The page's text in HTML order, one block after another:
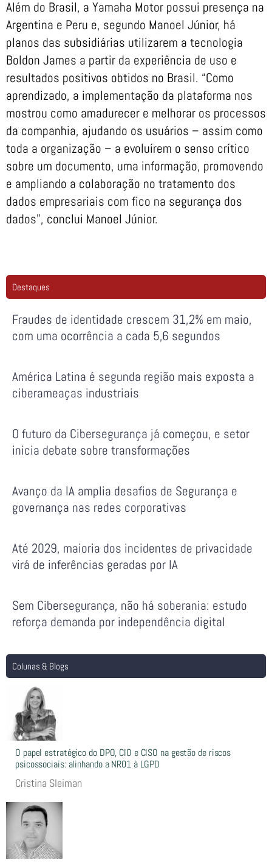
Além do Brasil, a Yamaha Motor possui presença na
Argentina e Peru e, segundo Manoel Júnior, há
planos das subsidiárias utilizarem a tecnologia
Boldon James a partir da experiência de uso e
resultados positivos obtidos no Brasil. “Como
aprendizado, a implementação da plataforma nos
mostrou como amadurecer e melhorar os processos
da companhia, ajudando os usuários – assim como
toda a organização – a evoluírem o senso crítico
sobre um documento, uma informação, promovendo
e ampliando a colaboração no tratamento dos
dados empresariais com fico na segurança dos
dados”, conclui Manoel Júnior.
Destaques
Fraudes de identidade crescem 31,2% em maio,
com uma ocorrência a cada 5,6 segundos
América Latina é segunda região mais exposta a
ciberameaças industriais
O futuro da Cibersegurança já começou, e setor
inicia debate sobre transformações
Avanço da IA amplia desafios de Segurança e
governança nas redes corporativas
Até 2029, maioria dos incidentes de privacidade
virá de inferências geradas por IA
Sem Cibersegurança, não há soberania: estudo
reforça demanda por independência digital
Colunas & Blogs
O papel estratégico do DPO, CIO e CISO na gestão de riscos
psicossociais: alinhando a NR01 à LGPD
Cristina Sleiman